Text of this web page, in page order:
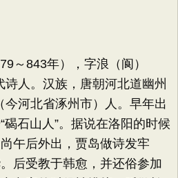
～843年），字浪（阆）
诗人。汉族，唐朝河北道幽州
今河北省涿州市）人。早年出
石山人”。据说在洛阳的时候
午后外出，贾岛做诗发牢
后受教于韩愈，并还俗参加